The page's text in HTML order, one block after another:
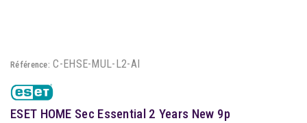
Référence: C-EHSE-MUL-L2-AI
ESET HOME Sec Essential 2 Years New 9p